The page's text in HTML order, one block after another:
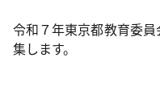
令和７年東京都教育委
集します。